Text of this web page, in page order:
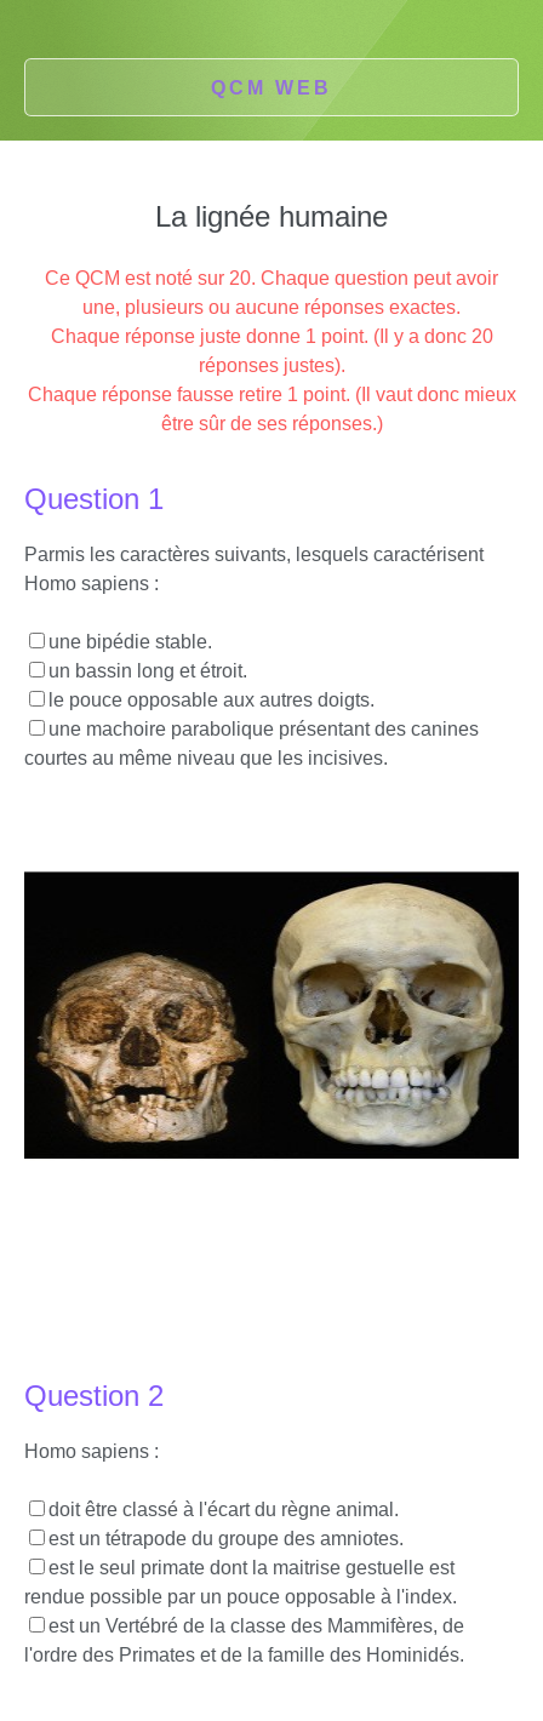
QCM WEB
La lignée humaine
Ce QCM est noté sur 20. Chaque question peut avoir
une, plusieurs ou aucune réponses exactes.
Chaque réponse juste donne 1 point. (Il y a donc 20
réponses justes).
Chaque réponse fausse retire 1 point. (Il vaut donc mieux
être sûr de ses réponses.)
Question 1
Parmis les caractères suivants, lesquels caractérisent
Homo sapiens :
une bipédie stable.
un bassin long et étroit.
le pouce opposable aux autres doigts.
une machoire parabolique présentant des canines
courtes au même niveau que les incisives.
Question 2
Homo sapiens :
doit être classé à l'écart du règne animal.
est un tétrapode du groupe des amniotes.
est le seul primate dont la maitrise gestuelle est
rendue possible par un pouce opposable à l'index.
est un Vertébré de la classe des Mammifères, de
l'ordre des Primates et de la famille des Hominidés.